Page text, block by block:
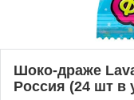
Шоко-драже
Россия (24 шт в